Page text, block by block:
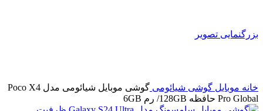
بزرگنمایی تصویر
خانه موبایل گوشی شیائومی
گوشی موبایل شیائومی مدل Poco X4
Pro Global حافظه 128GB/ رم 6GB